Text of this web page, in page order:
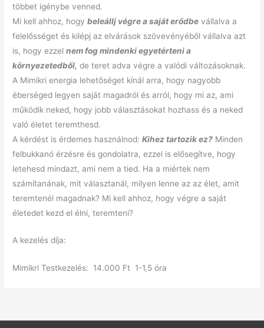
többet igénybe venned.
Mi kell ahhoz, hogybeleállj végre a saját erődbe vállalva a
felelősséget és kilépj az elvárások szövevényéből vállalva azt
is, hogy ezzelnem fog mindenki egyetérteni a
környezetedből, de teret adva végre a valódi változásoknak.
A Mimikri energia lehetőséget kínál arra, hogy nagyobb
éberséged legyen saját magadról és arról, hogy mi az, ami
működik neked, hogy jobb választásokat hozhass és a neked
való életet teremthesd.
A kérdést is érdemes használnod:Kihez tartozik ez? Minden
felbukkanó érzésre és gondolatra, ezzel is elősegítve, hogy
letehesd mindazt, ami nem a tied. Ha a miértek nem
számítanának, mit választanál, milyen lenne az az élet, amit
teremtenél magadnak? Mi kell ahhoz, hogy végre a saját
életedet kezd el élni, teremteni?
A kezelés díja:
Mimikri Testkezelés: 14.000 Ft 1-1,5 óra